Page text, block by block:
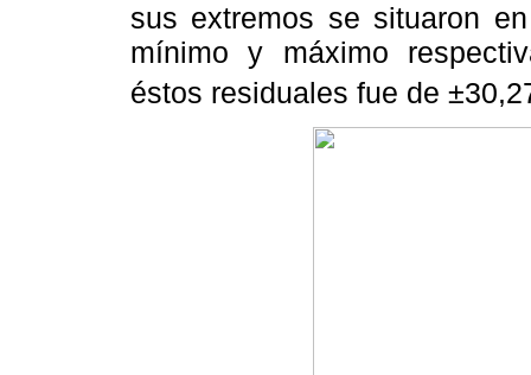
sus extremos se situaron
mínimo y máximo
éstos residuales fue de